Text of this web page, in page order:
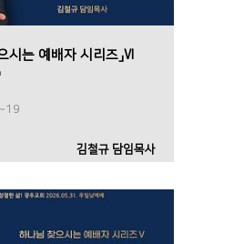
시는 예배자 시리즈」Ⅵ
김철규 담임목사